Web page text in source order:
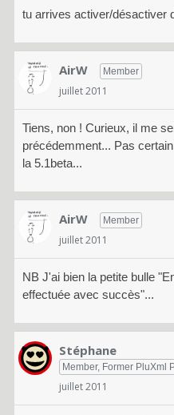
tu arrives activer/désactiver
AirW Member
juillet 2011
Tiens, non ! Curieux, il me
précédemment... Pas
la 5.1beta...
AirW Member
juillet 2011
NB J'ai bien la petite bulle
effectuée avec succès"...
Stéphane
Member, Former PluXml
juillet 2011